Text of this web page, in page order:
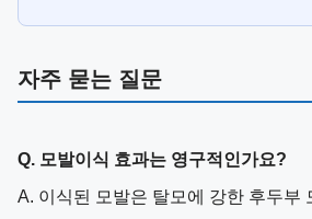
자주 묻는 질문
Q. 모발이식 효과는 영구적인가요?
A. 이식된 모발은 탈모에 강한 후두부